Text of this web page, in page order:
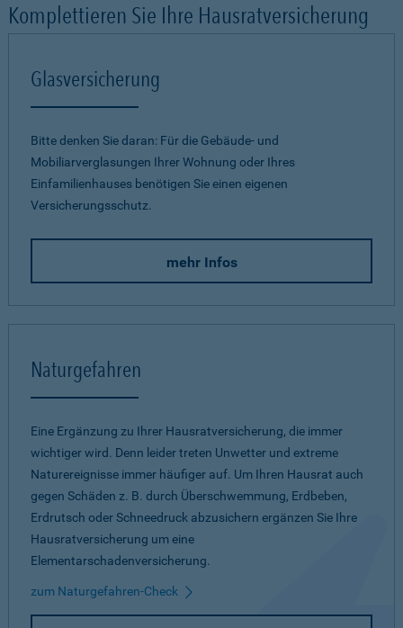
Komplettieren Sie Ihre Hausratversicherung
Glasversicherung
Bitte denken Sie daran: Für die Gebäude- und
Mobiliarverglasungen Ihrer Wohnung oder Ihres
Einfamilienhauses benötigen Sie einen eigenen
Versicherungsschutz.
mehr Infos
Naturgefahren
Eine Ergänzung zu Ihrer Hausratversicherung, die immer
wichtiger wird. Denn leider treten Unwetter und extreme
Naturereignisse immer häufiger auf. Um Ihren Hausrat auch
gegen Schäden z. B. durch Überschwemmung, Erdbeben,
Erdrutsch oder Schneedruck abzusichern ergänzen Sie Ihre
Hausratversicherung um eine
Elementarschadenversicherung.
zum Naturgefahren-Check